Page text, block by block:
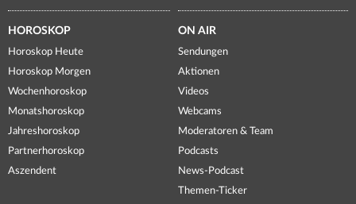
HOROSKOP
Horoskop Heute
Horoskop Morgen
Wochenhoroskop
Monatshoroskop
Jahreshoroskop
Partnerhoroskop
Aszendent
ON AIR
Sendungen
Aktionen
Videos
Webcams
Moderatoren & Team
Podcasts
News-Podcast
Themen-Ticker